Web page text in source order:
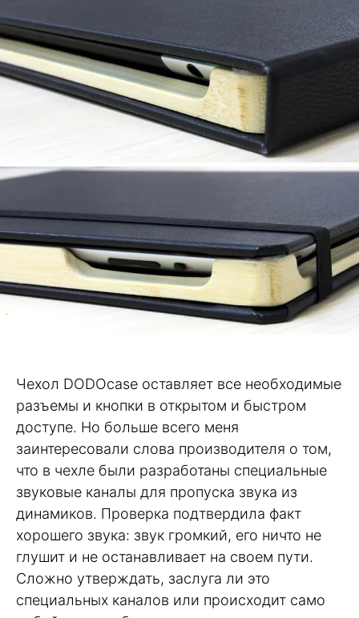
Чехол DODOcase оставляет все необходимые
разъемы и кнопки в открытом и быстром
доступе. Но больше всего меня
заинтересовали слова производителя о том,
что в чехле были разработаны специальные
звуковые каналы для пропуска звука из
динамиков. Проверка подтвердила факт
хорошего звука: звук громкий, его ничто не
глушит и не останавливает на своем пути.
Сложно утверждать, заслуга ли это
специальных каналов или происходит само